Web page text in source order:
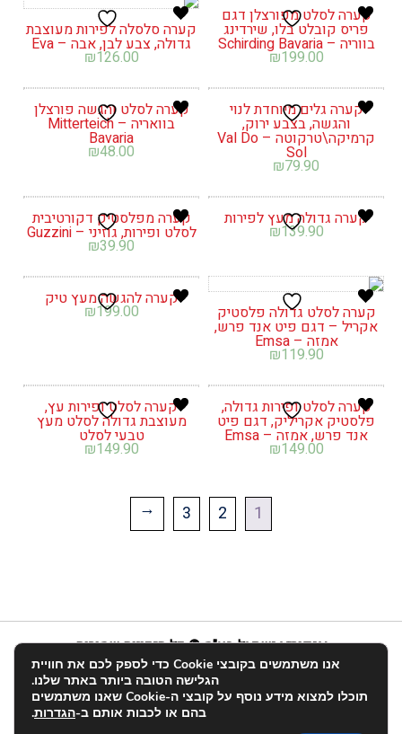
קערה לסלט מפורצלן דגם
פריס קובלט בלו, שירדינג
בווריה – Schirding Bavaria
₪199.00
קערה סלסלה לפירות מעוצבת
גדולה, צבע לבן, אבה – Eva
₪126.00
קערה גלים מיוחדת לנוי
והגשה, בצבע ירוק,
קרמיקה\טרקוטה – Val Do
Sol
₪79.90
קערה לסלט והגשה פורצלן
בוואריה – Mitterteich
Bavaria
₪48.00
קערה גדולה מעץ לפירות
₪139.90
קערה מפלסטיק דקורטיבית
לסלט ופירות, גוזיני – Guzzini
₪39.90
קערה לסלט גדולה פלסטיק
אקריל – דגם פיט אנד פרש,
אמזה – Emsa
₪119.90
קערה להגשה מעץ טיק
₪199.00
קערה לסלט ופירות גדולה,
פלסטיק אקריליק, דגם פיט
אנד פרש, אמזה – Emsa
₪149.00
קערה לסלט ופירות עץ,
מעוצבת גדולה לסלט מעץ
טבעי לסלט
₪149.90
1
2
3
←
אנפוריא ישראל בע"מ © כל הזכויות שמורות
03-683-2022
info@enforia.co.il
אודות
תקנון ושאלות הצהרת נגישות
החשבון שלי
אנו משתמשים בקובצי Cookie כדי לספק לכם את חוויית
הגלישה הטובה ביותר באתר שלנו.
תוכלו למצוא מידע נוסף על קובצי ה-Cookie שאנו משתמשים
בהם או לכבות אותם ב-הגדרות.